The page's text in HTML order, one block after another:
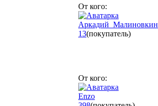
От кого:
Аркадий_Малиновкин
13(покупатель)
От кого:
Еnzo